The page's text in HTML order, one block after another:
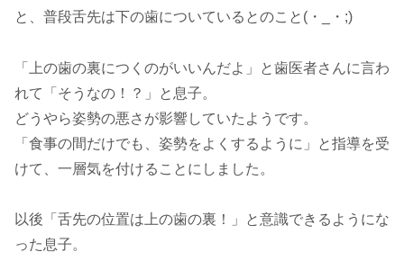
と、普段舌先は下の歯についているとのこと(・_・;)
「上の歯の裏につくのがいいんだよ」と歯医者さんに言わ
れて「そうなの！？」と息子。
どうやら姿勢の悪さが影響していたようです。
「食事の間だけでも、姿勢をよくするように」と指導を受
けて、一層気を付けることにしました。
以後「舌先の位置は上の歯の裏！」と意識できるようにな
った息子。